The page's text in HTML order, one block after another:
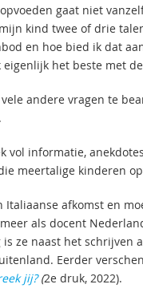
gaat niet
kind twee of drie
en hoe bied ik dat
het beste met
andere vragen te
vol informatie,
meertalige kinderen
Italiaanse afkomst en
als docent
ze naast het
Eerder
jij?(2e druk, 2022).